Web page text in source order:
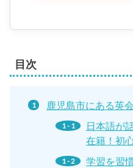
目次
鹿児島市にある英
日本語が
在籍！初
学習を習